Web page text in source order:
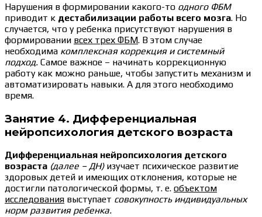
Нарушения в формировании какого-то одного ФБМ
приводит к дестабилизации работы всего мозга. Но
случается, что у ребенка присутствуют нарушения в
формировании всех трех ФБМ. В этом случае
необходима комплексная коррекция и системный
подход. Самое важное – начинать коррекционную
работу как можно раньше, чтобы запустить механизм и
автоматизировать навыки. А для этого необходимо
время.
Занятие 4. Дифференциальная
нейропсихология детского возраста
Дифференциальная нейропсихология детского
возраста (далее – ДН)изучает психическое развитие
здоровых детей и имеющих отклонения, которые не
достигли патологической формы, т. е. объектом
исследования выступает совокупность индивидуальных
норм развития ребенка.